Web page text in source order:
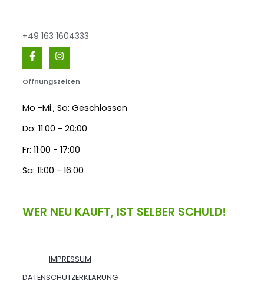
+49 163 1604333
Öffnungszeiten
Mo -Mi., So: Geschlossen
Do: 11:00 - 20:00
Fr: 11:00 - 17:00
Sa: 11:00 - 16:00
WER NEU KAUFT, IST SELBER SCHULD!
IMPRESSUM
DATENSCHUTZERKLÄRUNG